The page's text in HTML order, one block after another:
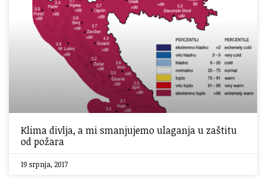
Klima divlja, a mi smanjujemo ulaganja u zaštitu
od požara
19 srpnja, 2017